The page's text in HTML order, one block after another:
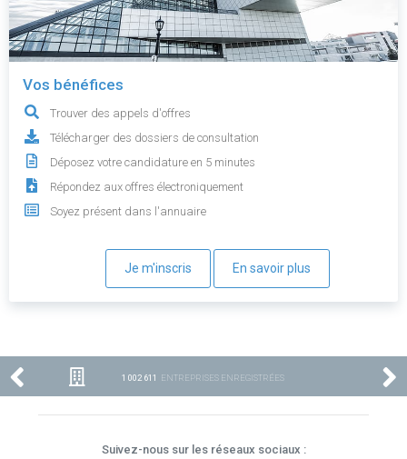
Vos bénéfices
Trouver des appels d'offres
Télécharger des dossiers de consultation
Déposez votre candidature en 5 minutes
Répondez aux offres électroniquement
Soyez présent dans l'annuaire
Je m'inscris En savoir plus
1 002 611 ENTREPRISES ENREGISTRÉES
Suivez-nous sur les réseaux sociaux :